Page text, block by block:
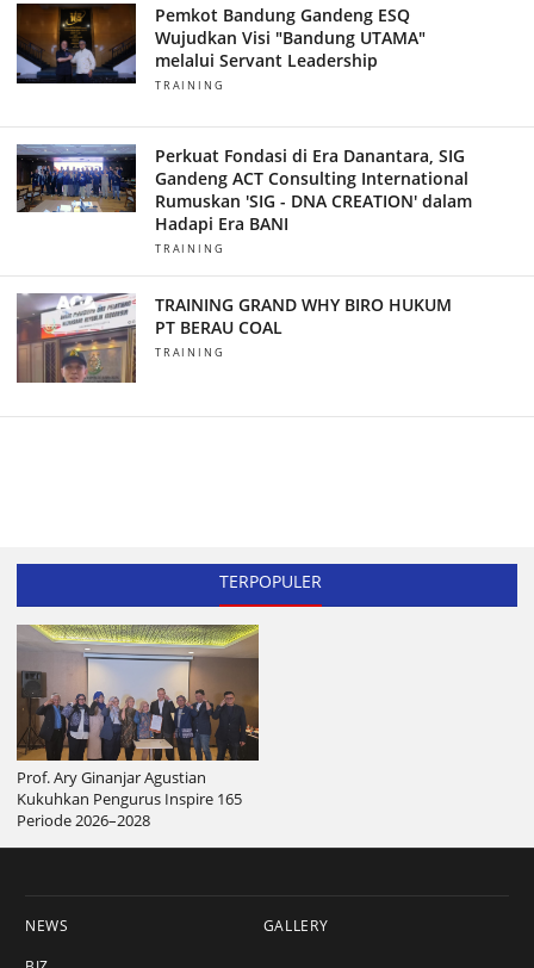
Pemkot Bandung Gandeng ESQ
Wujudkan Visi "Bandung UTAMA"
melalui Servant Leadership
TRAINING
Perkuat Fondasi di Era Danantara, SIG
Gandeng ACT Consulting International
Rumuskan 'SIG - DNA CREATION' dalam
Hadapi Era BANI
TRAINING
TRAINING GRAND WHY BIRO HUKUM
PT BERAU COAL
TRAINING
TERPOPULER
Prof. Ary Ginanjar Agustian
Kukuhkan Pengurus Inspire 165
Periode 2026–2028
NEWS GALLERY